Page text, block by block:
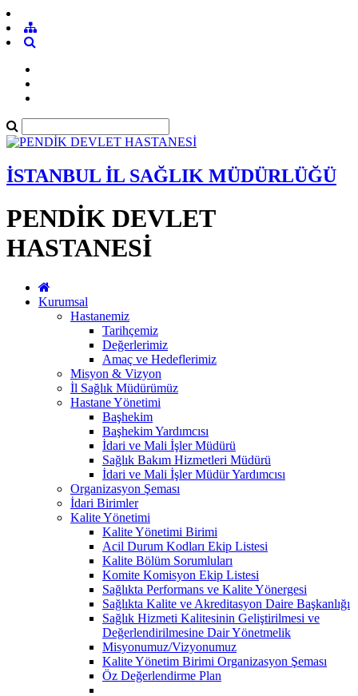
İSTANBUL İL SAĞLIK MÜDÜRLÜĞÜ
PENDİK DEVLET
HASTANESİ
Kurumsal
Hastanemiz
Tarihçemiz
Değerlerimiz
Amaç ve Hedeflerimiz
Misyon & Vizyon
İl Sağlık Müdürümüz
Hastane Yönetimi
Başhekim
Başhekim Yardımcısı
İdari ve Mali İşler Müdürü
Sağlık Bakım Hizmetleri Müdürü
İdari ve Mali İşler Müdür Yardımcısı
Organizasyon Şeması
İdari Birimler
Kalite Yönetimi
Kalite Yönetimi Birimi
Acil Durum Kodları Ekip Listesi
Kalite Bölüm Sorumluları
Komite Komisyon Ekip Listesi
Sağlıkta Performans ve Kalite Yönergesi
Sağlıkta Kalite ve Akreditasyon Daire Başkanlığı
Sağlık Hizmeti Kalitesinin Geliştirilmesi ve
Değerlendirilmesine Dair Yönetmelik
Misyonumuz/Vizyonumuz
Kalite Yönetim Birimi Organizasyon Şeması
Öz Değerlendirme Plan